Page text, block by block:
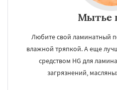
Мытье
Любите свой ламинатный
влажной тряпкой. А еще
средством HG для
загрязнений,